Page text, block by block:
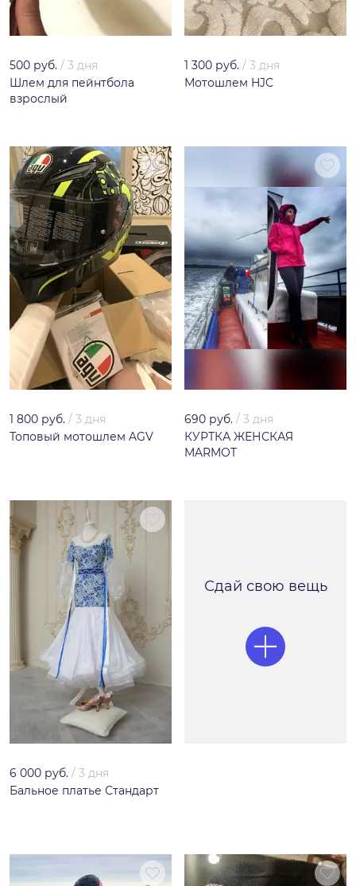
500 руб. / 3 дня
Шлем для пейнтбола
взрослый
1 300 руб. / 3 дня
Мотошлем HJC
1 800 руб. / 3 дня
Топовый мотошлем AGV
690 руб. / 3 дня
КУРТКА ЖЕНСКАЯ
MARMOT
6 000 руб. / 3 дня
Бальное платье Стандарт
Сдай свою вещь